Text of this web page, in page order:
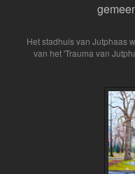
Het stadhuis van Jutphaas
van het 'Trauma van